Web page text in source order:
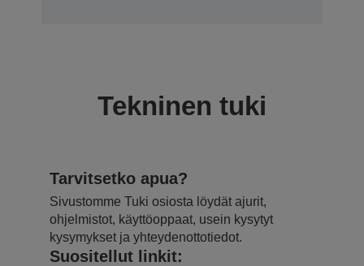
Tekninen tuki
Tarvitsetko apua?
Sivustomme Tuki osiosta löydät ajurit,
ohjelmistot, käyttöoppaat, usein kysytyt
kysymykset ja yhteydenottotiedot.
Suositellut linkit: